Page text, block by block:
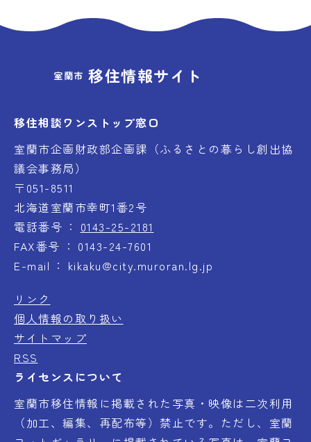
室蘭市 移住情報サイト
移住相談ワンストップ窓口
室蘭市企画財政部企画課（ふるさとの暮らし創出協
議会事務局）
〒051-8511
北海道室蘭市幸町1番2号
電話番号
0143-25-2181
FAX番号
0143-24-7601
E-mail
kikaku@city.muroran.lg.jp
リンク
個人情報の取り扱い
サイトマップ
RSS
ライセンスについて
室蘭市移住情報に掲載された写真・映像は二次利用
（加工、編集、再配布等）禁止です。ただし、室蘭